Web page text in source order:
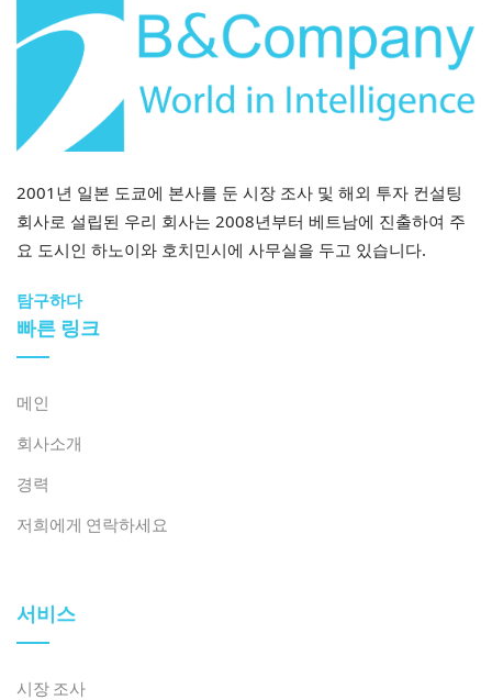
2001년 일본 도쿄에 본사를 둔 시장 조사 및 해외 투자 컨설팅
회사로 설립된 우리 회사는 2008년부터 베트남에 진출하여 주
요 도시인 하노이와 호치민시에 사무실을 두고 있습니다.
탐구하다
빠른 링크
메인
회사소개
경력
저희에게 연락하세요
서비스
시장 조사